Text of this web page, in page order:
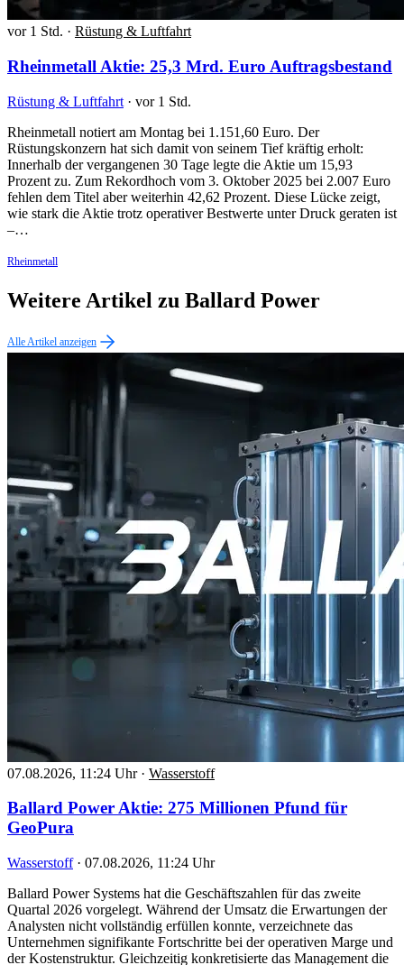
vor 1 Std. · Rüstung & Luftfahrt
Rheinmetall Aktie: 25,3 Mrd. Euro Auftragsbestand
Rüstung & Luftfahrt · vor 1 Std.
Rheinmetall notiert am Montag bei 1.151,60 Euro. Der
Rüstungskonzern hat sich damit von seinem Tief kräftig erholt:
Innerhalb der vergangenen 30 Tage legte die Aktie um 15,93
Prozent zu. Zum Rekordhoch vom 3. Oktober 2025 bei 2.007 Euro
fehlen dem Titel aber weiterhin 42,62 Prozent. Diese Lücke zeigt,
wie stark die Aktie trotz operativer Bestwerte unter Druck geraten ist
–…
Rheinmetall
Weitere Artikel zu Ballard Power
Alle Artikel anzeigen
07.08.2026, 11:24 Uhr · Wasserstoff
Ballard Power Aktie: 275 Millionen Pfund für
GeoPura
Wasserstoff · 07.08.2026, 11:24 Uhr
Ballard Power Systems hat die Geschäftszahlen für das zweite
Quartal 2026 vorgelegt. Während der Umsatz die Erwartungen der
Analysten nicht vollständig erfüllen konnte, verzeichnete das
Unternehmen signifikante Fortschritte bei der operativen Marge und
der Kostenstruktur. Gleichzeitig konkretisierte das Management die